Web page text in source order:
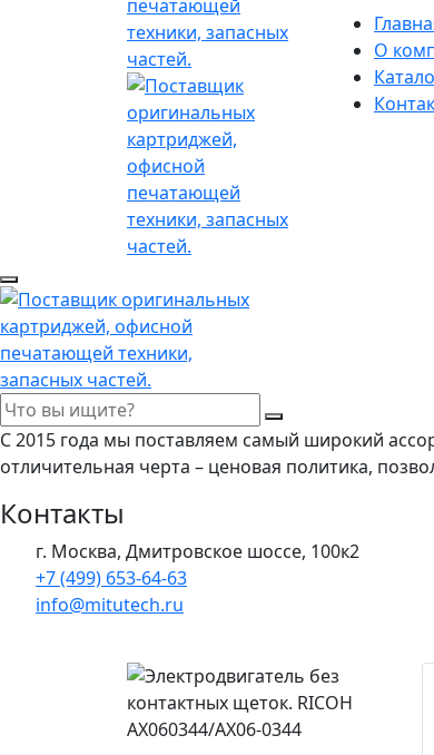
О
С 2015 года мы поставляем самый широкий
отличительная черта – ценовая политика,
Контакты
г. Москва, Дмитровское шоссе, 100к2
+7 (499) 653-64-63
info@mitutech.ru